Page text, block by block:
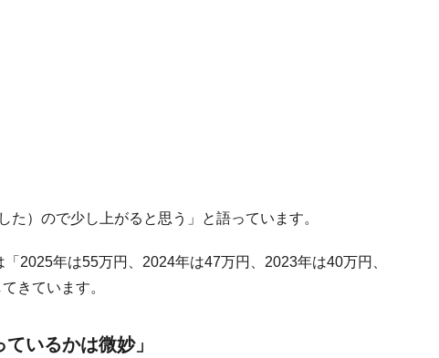
）ので少し上がると思う」と語っています。
2025年は55万円、2024年は47万円、2023年は40万円、
きています。
いるかは微妙」